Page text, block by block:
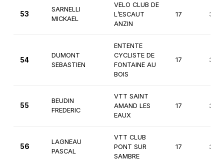
53
SARNELLI
MICKAEL
VELO CLUB DE
L’ESCAUT
ANZIN
17
54
DUMONT
SEBASTIEN
ENTENTE
CYCLISTE DE
FONTAINE AU
BOIS
17
55
BEUDIN
FREDERIC
VTT SAINT
AMAND LES
EAUX
17
56
LAGNEAU
PASCAL
VTT CLUB
PONT SUR
SAMBRE
17